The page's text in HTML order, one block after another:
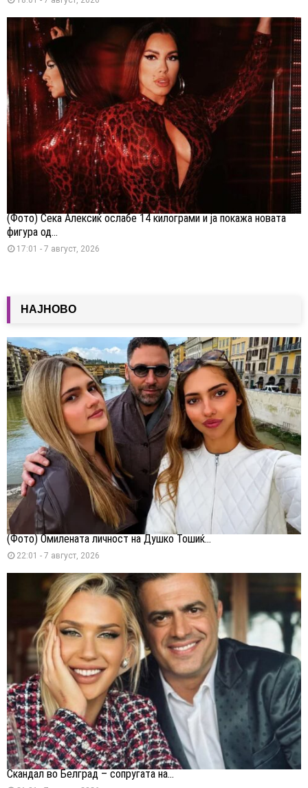
(Фото) Сека Алексиќ ослабе 14 килограми и ја покажа новата
фигура од...
17:01 - 7 август, 2026
НАЈНОВО
(Фото) Омилената личност на Душко Тошиќ...
22:01 - 7 август, 2026
Скандал во Белград – сопругата на...